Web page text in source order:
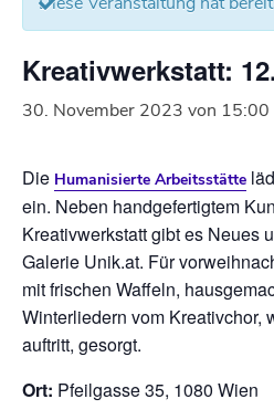
Kreativwerkstatt:
30. November 2023 von 15:00
Die Humanisierte Arbeitsstätte
ein. Neben handgefertigtem
Kreativwerkstatt gibt es Neues
Galerie Unik.at. Für
mit frischen Waffeln,
Winterliedern vom Kreativchor,
auftritt, gesorgt.
Ort: Pfeilgasse 35, 1080 Wien